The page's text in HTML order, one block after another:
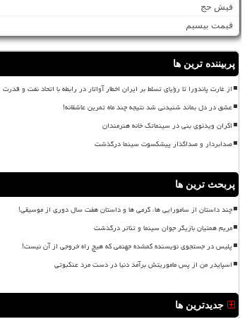
فیش حج
قیمت بیسیم
پربیننده ترین ها
از غارت پاندورا تا رؤیای تسلط بر ایران اخطار آواتار در رابطه با اتحاد نفت و قدرت
عشق در دل بماند شنیدنی شد نتیجه چند ماه تمرین عاشقانه!
اکران ویدئوی بنی در سینماتک خانه هنرمندان
صدابردار و صداگذار پیشکسوت سینما درگذشت
پربحث ترین ها
چند داستان از سامورایی ها، گرمی ها و داستان هفت سال دوری از موسیقی!
مریم همتیان بازیگر جوان سینما و تئاتر درگذشت
پلیس در جستجوی نویسنده گمشده جهنمی که هیچ راه خروجی از آن نیست!
اسپایدر من از پس ماموریتش برآمد دنیا در دست مرد عنکبوتی
جدیدترین ها